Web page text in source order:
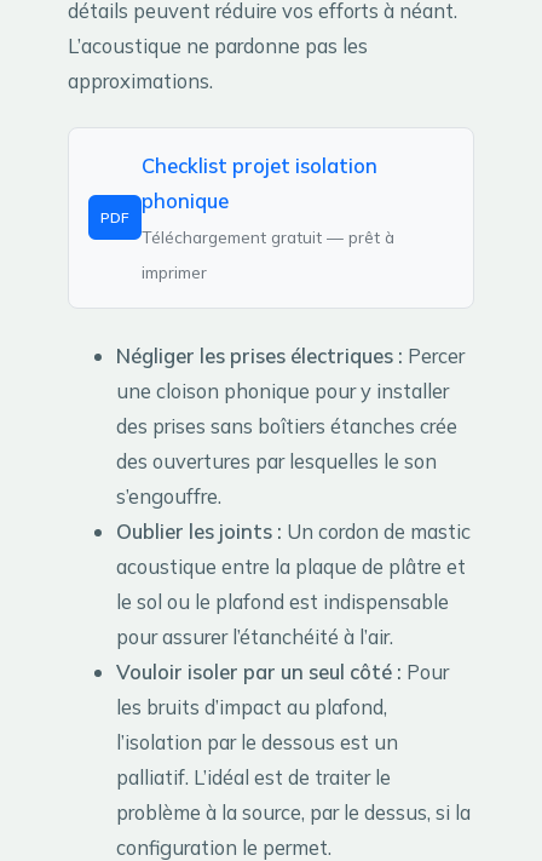
détails peuvent réduire vos efforts à néant.
L’acoustique ne pardonne pas les
approximations.
PDF
Checklist projet isolation
phonique
Téléchargement gratuit — prêt à
imprimer
Négliger les prises électriques : Percer
une cloison phonique pour y installer
des prises sans boîtiers étanches crée
des ouvertures par lesquelles le son
s’engouffre.
Oublier les joints : Un cordon de mastic
acoustique entre la plaque de plâtre et
le sol ou le plafond est indispensable
pour assurer l’étanchéité à l’air.
Vouloir isoler par un seul côté : Pour
les bruits d’impact au plafond,
l’isolation par le dessous est un
palliatif. L’idéal est de traiter le
problème à la source, par le dessus, si la
configuration le permet.